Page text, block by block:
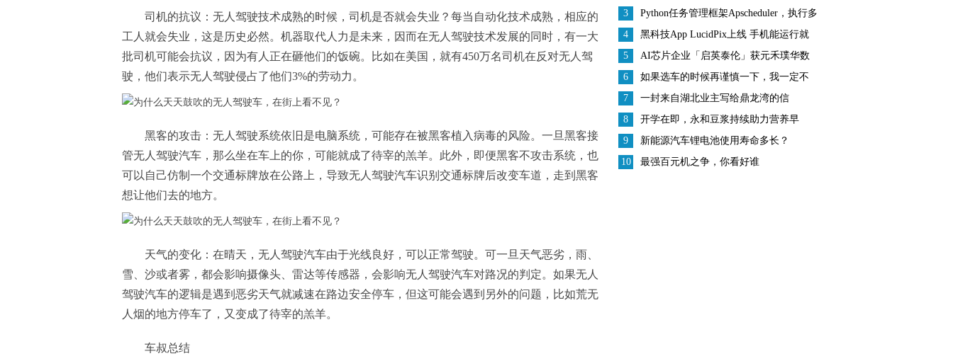
司机的抗议：无人驾驶技术成熟的时候，司机是否就会失业？每当自动化技术成熟，相应的
工人就会失业，这是历史必然。机器取代人力是未来，因而在无人驾驶技术发展的同时，有一大
批司机可能会抗议，因为有人正在砸他们的饭碗。比如在美国，就有450万名司机在反对无人驾
驶，他们表示无人驾驶侵占了他们3%的劳动力。
黑客的攻击：无人驾驶系统依旧是电脑系统，可能存在被黑客植入病毒的风险。一旦黑客接
管无人驾驶汽车，那么坐在车上的你，可能就成了待宰的羔羊。此外，即便黑客不攻击系统，也
可以自己仿制一个交通标牌放在公路上，导致无人驾驶汽车识别交通标牌后改变车道，走到黑客
想让他们去的地方。
天气的变化：在晴天，无人驾驶汽车由于光线良好，可以正常驾驶。可一旦天气恶劣，雨、
雪、沙或者雾，都会影响摄像头、雷达等传感器，会影响无人驾驶汽车对路况的判定。如果无人
驾驶汽车的逻辑是遇到恶劣天气就减速在路边安全停车，但这可能会遇到另外的问题，比如荒无
人烟的地方停车了，又变成了待宰的羔羊。
车叔总结
仙保温杯
3
Python任务管理框架Apscheduler，执行多
次解决
4
黑科技App LucidPix上线 手机能运行就
能拍摄3D照片
5
AI芯片企业「启英泰伦」获元禾璞华数
千万元投资
6
如果选车的时候再谨慎一下，我一定不
会错过新自由光2.0T
7
一封来自湖北业主写给鼎龙湾的信 ​
8
开学在即，永和豆浆持续助力营养早
餐！
9
新能源汽车锂电池使用寿命多长？
10
最强百元机之争，你看好谁